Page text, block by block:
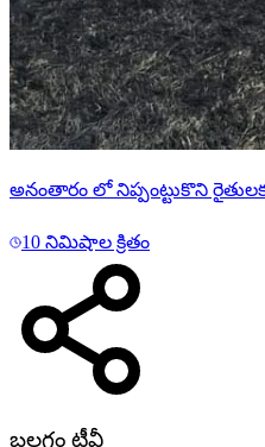
అనంతారం లో నిప్పంట్టుకొని
10 నిమిషాల క్రితం
బలగం టీవీ